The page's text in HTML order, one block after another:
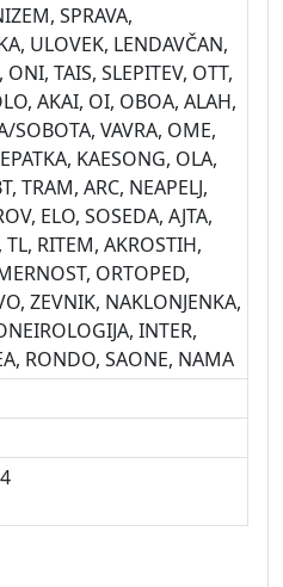
SPRAVA,
ULOVEK, LENDAVČAN,
TAIS, SLEPITEV, OTT,
AKAI, OI, OBOA, ALAH,
SOBOTA, VAVRA, OME,
KAESONG, OLA,
TRAM, ARC, NEAPELJ,
ELO, SOSEDA, AJTA,
TL, RITEM, AKROSTIH,
ORTOPED,
ZEVNIK, NAKLONJENKA,
INTER,
RONDO, SAONE, NAMA